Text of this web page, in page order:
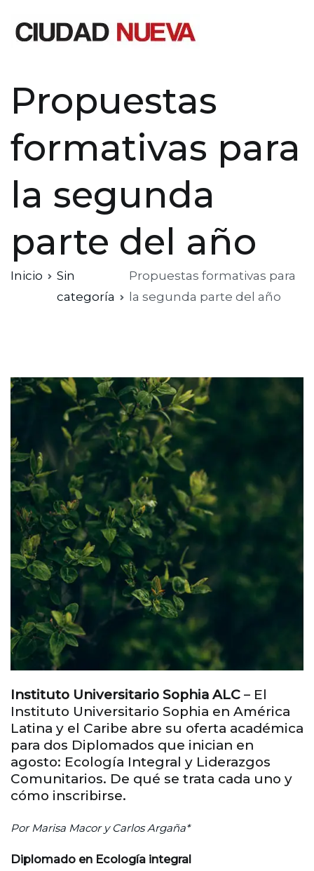
Propuestas
formativas para
la segunda
parte del año
Inicio
Sin
categoría
Propuestas formativas para
la segunda parte del año
Instituto Universitario Sophia ALC – El
Instituto Universitario Sophia en América
Latina y el Caribe abre su oferta académica
para dos Diplomados que inician en
agosto: Ecología Integral y Liderazgos
Comunitarios. De qué se trata cada uno y
cómo inscribirse.
Por Marisa Macor y Carlos Argaña*
Diplomado en Ecología integral